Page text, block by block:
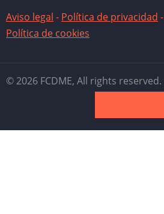
Aviso legal - Política de privacidad -
Política de cookies
© 2026 FCDME, All rights reserved.